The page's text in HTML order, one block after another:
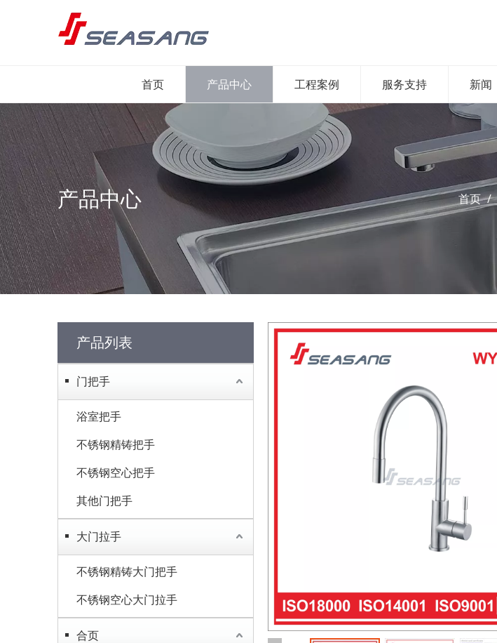
首页 产品中心 工程案例 服务支持 新闻
产品中心 首页 /
产品列表
门把手
浴室把手
不锈钢精铸把手
不锈钢空心把手
其他门把手
大门拉手
不锈钢精铸大门把手
不锈钢空心大门拉手
合页